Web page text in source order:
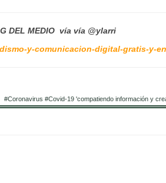
DEL MEDIO vía vía @ylarri
y-comunicacion-digital-gratis-y-
#Coronavirus #Covid-19 'compatiendo información y